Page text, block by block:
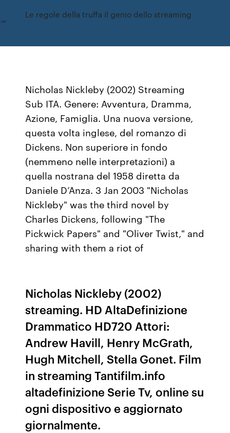
Le regole della truffa il genio dello streaming
Nicholas Nickleby (2002) Streaming
Sub ITA. Genere: Avventura, Dramma,
Azione, Famiglia. Una nuova versione,
questa volta inglese, del romanzo di
Dickens. Non superiore in fondo
(nemmeno nelle interpretazioni) a
quella nostrana del 1958 diretta da
Daniele D’Anza. 3 Jan 2003 "Nicholas
Nickleby" was the third novel by
Charles Dickens, following "The
Pickwick Papers" and "Oliver Twist," and
sharing with them a riot of
Nicholas Nickleby (2002)
streaming. HD AltaDefinizione
Drammatico HD720 Attori:
Andrew Havill, Henry McGrath,
Hugh Mitchell, Stella Gonet. Film
in streaming Tantifilm.info
altadefinizione Serie Tv, online su
ogni dispositivo e aggiornato
giornalmente.